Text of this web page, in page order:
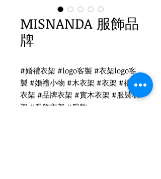
MISNANDA 服飾品
牌
#婚禮衣架 #logo客製 #衣架logo客
製 #婚禮小物 #木衣架 #衣架 #禮品
衣架 #品牌衣架 #實木衣架 #服裝衣
架 #服飾衣架 #服飾